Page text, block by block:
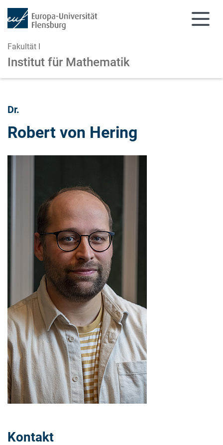
Fakultät I
Institut für Mathematik
Dr.
Robert von Hering
Kontakt